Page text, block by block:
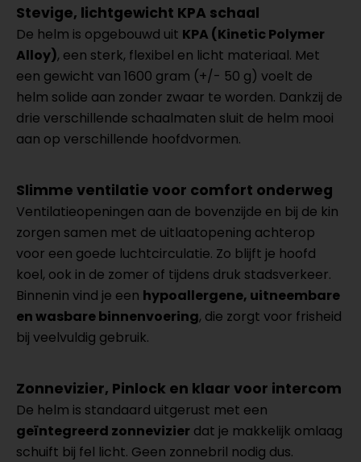
Stevige, lichtgewicht KPA schaal
De helm is opgebouwd uit KPA (Kinetic Polymer
Alloy), een sterk, flexibel en licht materiaal. Met
een gewicht van 1600 gram (+/- 50 g) voelt de
helm solide aan zonder zwaar te worden. Dankzij de
drie verschillende schaalmaten sluit de helm mooi
aan op verschillende hoofdvormen.
Slimme ventilatie voor comfort onderweg
Ventilatieopeningen aan de bovenzijde en bij de kin
zorgen samen met de uitlaatopening achterop
voor een goede luchtcirculatie. Zo blijft je hoofd
koel, ook in de zomer of tijdens druk stadsverkeer.
Binnenin vind je een hypoallergene, uitneembare
en wasbare binnenvoering, die zorgt voor frisheid
bij veelvuldig gebruik.
Zonnevizier, Pinlock en klaar voor intercom
De helm is standaard uitgerust met een
geïntegreerd zonnevizier dat je makkelijk omlaag
schuift bij fel licht. Geen zonnebril nodig dus.